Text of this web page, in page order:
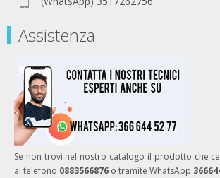
Assistenza
Se non trovi nel nostro catalogo il prodotto che
al telefono 0883566876 o tramite WhatsApp